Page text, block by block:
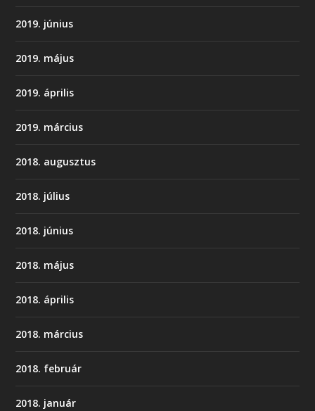
2019. június
2019. május
2019. április
2019. március
2018. augusztus
2018. július
2018. június
2018. május
2018. április
2018. március
2018. február
2018. január